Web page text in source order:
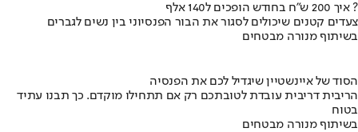
איך 200 ש"ח בחודש הופכים ל140 אלף ?
צעדים קטנים שיכולים לסגור את הבור הפנסיוני בין נשים לגברים
בשיתוף מנורה מבטחים
הסוד של איינשטיין שיגדיל לכם את הפנסיה
הריבית דריבית עובדת לטובתכם רק אם תתחילו מוקדם. כך תבנו עתיד
בטוח
בשיתוף מנורה מבטחים